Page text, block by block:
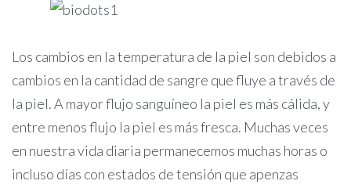
Los cambios en la temperatura de la piel son debidos a
cambios en la cantidad de sangre que fluye a través de
la piel. A mayor flujo sanguíneo la piel es más cálida, y
entre menos flujo la piel es más fresca. Muchas veces
en nuestra vida diaria permanecemos muchas horas o
incluso días con estados de tensión que apenzas